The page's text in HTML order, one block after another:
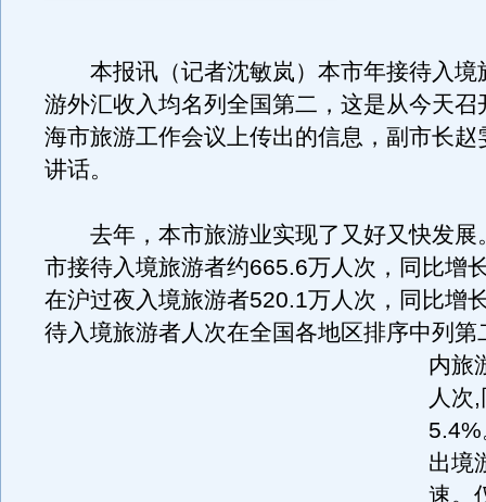
本报讯（记者沈敏岚）本市年接待入境
游外汇收入均名列全国第二，这是从今天
海市旅游工作会议上传出的信息，副市长赵
讲话。
去年，本市旅游业实现了又好又快发展
市接待入境旅游者约665.6万人次，同比增
在沪过夜入境旅游者520.1万人次，同比增
待入境旅游者人次在全国各地区排序中列第
内旅
人次
出境
速。